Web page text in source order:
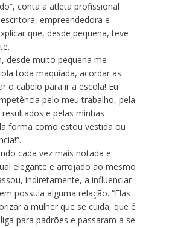
conta a atleta profissional
empreendedora e
que, desde pequena, teve
desde muito pequena me
toda maquiada, acordar as
o cabelo para ir a escola! Eu
pelo meu trabalho, pela
e pelas minhas
forma como estou vestida ou
cada vez mais notada e
elegante e arrojado ao mesmo
indiretamente, a influenciar
possuía alguma relação. “Elas
a mulher que se cuida, que é
para padrões e passaram a se